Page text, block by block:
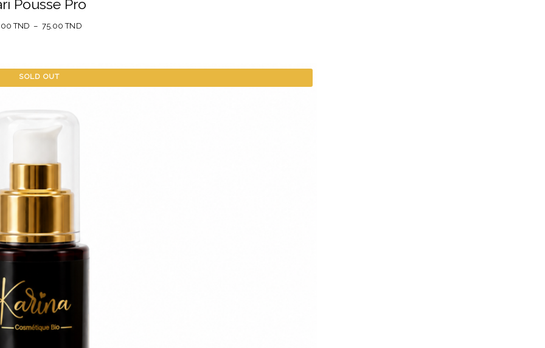
Pousse Pro
TND – 75.00TND
SOLD OUT